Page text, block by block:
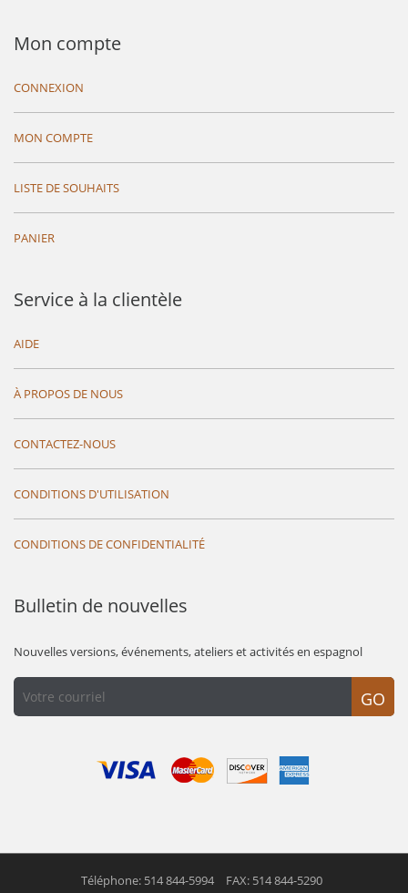
Mon compte
CONNEXION
MON COMPTE
LISTE DE SOUHAITS
PANIER
Service à la clientèle
AIDE
À PROPOS DE NOUS
CONTACTEZ-NOUS
CONDITIONS D'UTILISATION
CONDITIONS DE CONFIDENTIALITÉ
Bulletin de nouvelles
Nouvelles versions, événements, ateliers et activités en espagnol
GO
Téléphone: 514 844-5994
FAX: 514 844-5290